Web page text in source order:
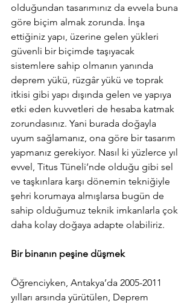
olduğundan tasarımınız da evvela buna
göre biçim almak zorunda. İnşa
ettiğiniz yapı, üzerine gelen yükleri
güvenli bir biçimde taşıyacak
sistemlere sahip olmanın yanında
deprem yükü, rüzgâr yükü ve toprak
itkisi gibi yapı dışında gelen ve yapıya
etki eden kuvvetleri de hesaba katmak
zorundasınız. Yani burada doğayla
uyum sağlamanız, ona göre bir tasarım
yapmanız gerekiyor. Nasıl ki yüzlerce yıl
evvel, Titus Tüneli’nde olduğu gibi sel
ve taşkınlara karşı dönemin tekniğiyle
şehri korumaya almışlarsa bugün de
sahip olduğumuz teknik imkanlarla çok
daha kolay doğaya adapte olabiliriz.
Bir binanın peşine düşmek
Öğrenciyken, Antakya’da 2005-2011
yılları arsında yürütülen, Deprem